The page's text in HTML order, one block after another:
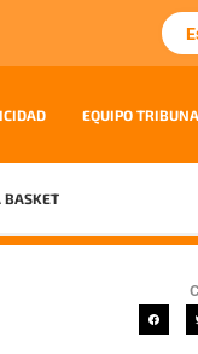
EQUIPO TRIBUNA
BASKET